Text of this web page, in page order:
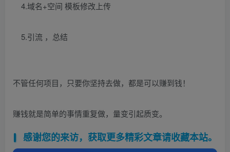
4.域名+空间 模板修改上传
5.引流 ，总结
不管任何项目，只要你坚持去做，都是可以赚到钱！
赚钱就是简单的事情重复做，量变引起质变。
感谢您的来访，获取更多精彩文章请收藏本站。